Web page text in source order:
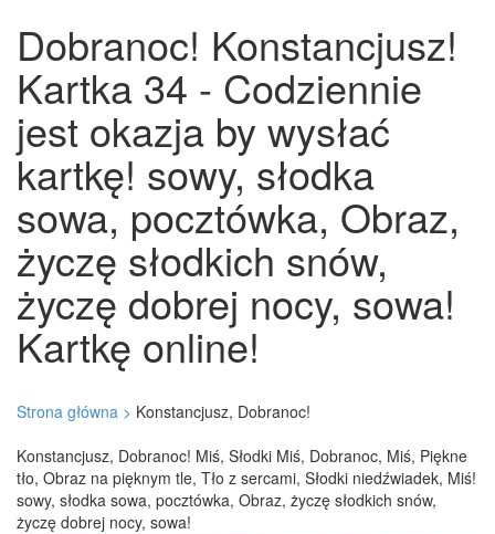
Dobranoc! Konstancjusz!
Kartka 34 - Codziennie
jest okazja by wysłać
kartkę! sowy, słodka
sowa, pocztówka, Obraz,
życzę słodkich snów,
życzę dobrej nocy, sowa!
Kartkę online!
Strona główna > Konstancjusz, Dobranoc!
Konstancjusz, Dobranoc! Miś, Słodki Miś, Dobranoc, Miś, Piękne
tło, Obraz na pięknym tle, Tło z sercami, Słodki niedźwiadek, Miś!
sowy, słodka sowa, pocztówka, Obraz, życzę słodkich snów,
życzę dobrej nocy, sowa!